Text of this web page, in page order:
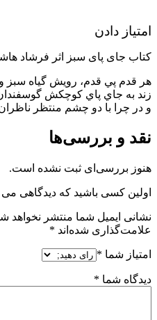
امتیاز دادن
کتاب جای پای سبز اثر فرشاد
هر قدم پي قدم، رويش گياه سبز
زند به جاي پاي كوچكش
و در چرا با دو چشم منتظر
نقد و بررسی‌ها
هنوز بررسی‌ای ثبت نشده است.
اولین کسی باشید که دیدگاهی
نشانی ایمیل شما منتشر نخواهد
علامت‌گذاری شده‌اند *
امتیاز شما *
دیدگاه شما *